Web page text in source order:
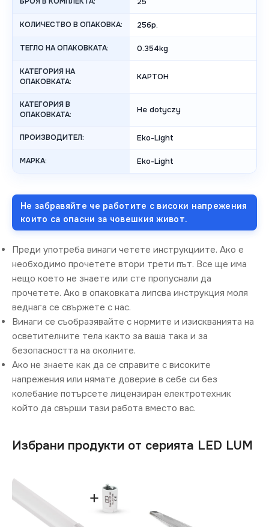
КОЛИЧЕСТВО В ОПАКОВКА: 25бр.
ТЕГЛО НА ОПАКОВКАТА: 0.354kg
КАТЕГОРИЯ НА
ОПАКОВКАТА:
КАРТОН
КАТЕГОРИЯ В
ОПАКОВКАТА:
Не dotyczy
ПРОИЗВОДИТЕЛ: Eko-Light
МАРКА: Eko-Light
Не забравяйте че работите с високи напрежения
които са опасни за човешкия живот.
Преди употреба винаги четете инструкциите. Ако е
необходимо прочетете втори трети път. Все ще има
нещо което не знаете или сте пропуснали да
прочетете. Ако в опаковката липсва инструкция моля
веднага се свържете с нас.
Винаги се съобразявайте с нормите и изискванията на
осветителните тела както за ваша така и за
безопасността на околните.
Ако не знаете как да се справите с високите
напрежения или нямате доверие в себе си без
колебание потърсете лицензиран електротехник
който да свърши тази работа вместо вас.
Избрани продукти от серията LED LUM